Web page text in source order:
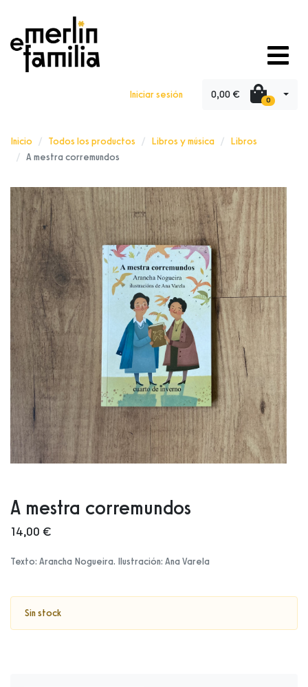
Iniciar sesión 0,00 € 0
Inicio Todos los productos Libros y música
Libros
A mestra corremundos
A mestra corremundos
14,00 €
Texto: Arancha Nogueira. Ilustración: Ana Varela
Sin stock